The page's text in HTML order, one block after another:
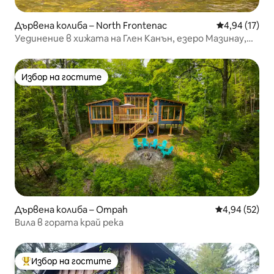
Дървена колиба – North Frontenac Средна
4,94 (17)
Уединение в хижата на Глен Канън, езеро Мазинау,
Избор на гостите
Избор на гостите
Дървена колиба – Ompah Средна
4,94 (52)
Вила в гората край река
Най-популярен избор на гостите
Избор на гостите